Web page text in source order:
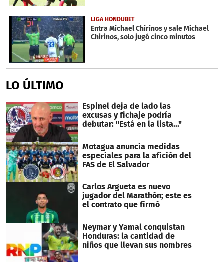
LIGA HONDUBET
Entra Michael Chirinos y sale Michael
Chirinos, solo jugó cinco minutos
LO ÚLTIMO
Espinel deja de lado las
excusas y fichaje podría
debutar: "Está en la lista..."
Motagua anuncia medidas
especiales para la afición del
FAS de El Salvador
Carlos Argueta es nuevo
jugador del Marathón; este es
el contrato que firmó
Neymar y Yamal conquistan
Honduras: la cantidad de
niños que llevan sus nombres